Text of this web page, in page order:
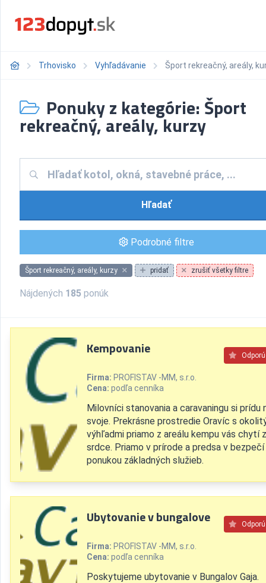
Trhovisko Vyhľadávanie Šport rekreačný, areály,
Ponuky z kategórie: Šport
rekreačný, areály, kurzy
Hľadať
Podrobné filtre
Šport rekreačný, areály, kurzy pridať zrušiť všetky filtre
Nájdených 185 ponúk
Kempovanie
Firma: PROFISTAV -MM, s.r.o.
Cena: podľa cenníka
Milovníci stanovania a caravaningu si prídu
svoje. Prekrásne prostredie Oravíc s
výhľadmi priamo z areálu kempu vás chytí
srdce. Priamo v prírode a predsa v bezpečí
ponukou základných služieb.
Ubytovanie v bungalove
Firma: PROFISTAV -MM, s.r.o.
Cena: podľa cenníka
Poskytujeme ubytovanie v Bungalov Gaja.